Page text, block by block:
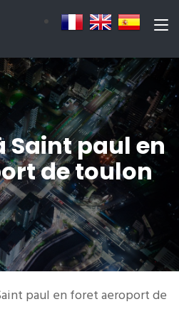
Saint paul en
de toulon
paul en foret aeroport de